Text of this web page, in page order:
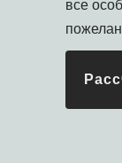
все